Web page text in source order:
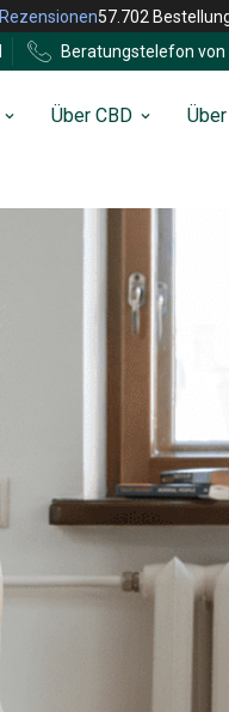
57.702
Beratungstelefon von
Über CBD